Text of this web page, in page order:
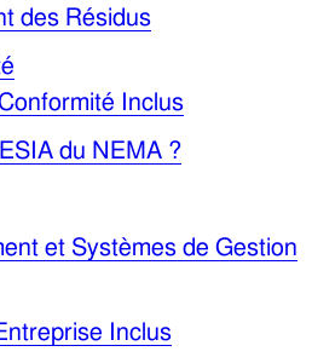
des Résidus
Inclus
du NEMA ?
et Systèmes de Gestion
Inclus